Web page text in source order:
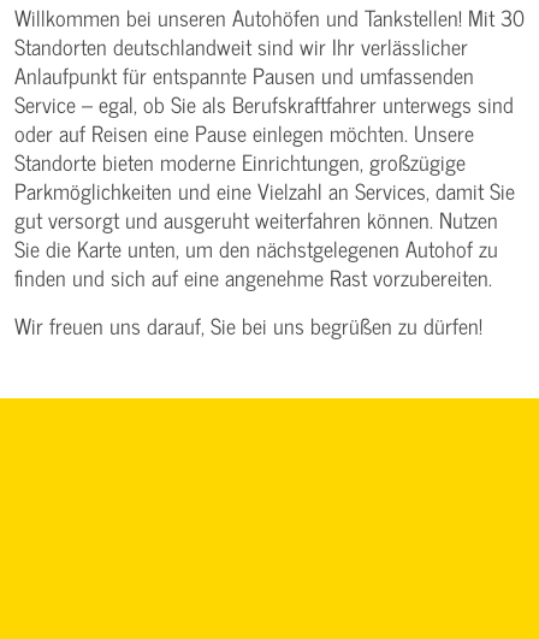
Willkommen bei unseren Autohöfen und Tankstellen! Mit 30
Standorten deutschlandweit sind wir Ihr verlässlicher
Anlaufpunkt für entspannte Pausen und umfassenden
Service – egal, ob Sie als Berufskraftfahrer unterwegs sind
oder auf Reisen eine Pause einlegen möchten. Unsere
Standorte bieten moderne Einrichtungen, großzügige
Parkmöglichkeiten und eine Vielzahl an Services, damit Sie
gut versorgt und ausgeruht weiterfahren können. Nutzen
Sie die Karte unten, um den nächstgelegenen Autohof zu
finden und sich auf eine angenehme Rast vorzubereiten.
Wir freuen uns darauf, Sie bei uns begrüßen zu dürfen!